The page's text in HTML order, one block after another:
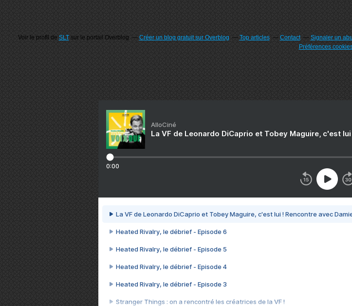
Voir le profil deSLTsur le portail Overblog Créer un blog gratuit sur Overblog Top articles Contact Signaler un
Préférences
AlloCiné
La VF de Leonardo DiCaprio et Tobey Maguire, c'est
0:00
La VF de Leonardo DiCaprio et Tobey Maguire, c'est lui ! Rencontre avec
Heated Rivalry, le débrief - Episode 6
Heated Rivalry, le débrief - Episode 5
Heated Rivalry, le débrief - Episode 4
Heated Rivalry, le débrief - Episode 3
Stranger Things : on a rencontré les créatrices de la VF !